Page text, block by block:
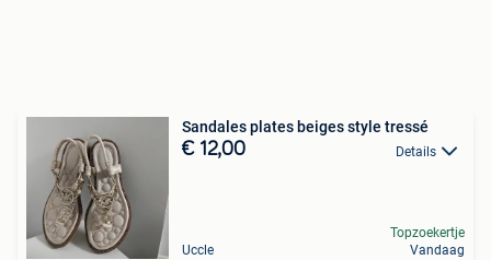
Sandales plates beiges style tressé
€ 12,00 Details
Uccle
Topzoekertje
Vandaag